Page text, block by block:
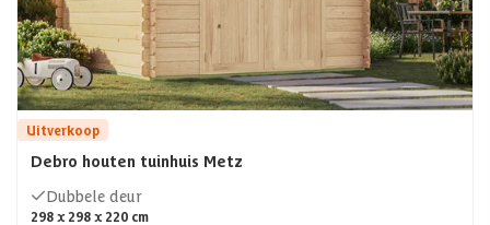
Uitverkoop
Debro houten tuinhuis Metz
Dubbele deur
298 x 298 x 220 cm